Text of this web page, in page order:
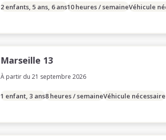
2 enfants, 5 ans, 6 ans10 heures / semaineVéhicule
Marseille 13
À partir du 21 septembre 2026
1 enfant, 3 ans8 heures / semaineVéhicule nécessaire